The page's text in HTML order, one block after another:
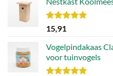
Waardering
5.00
15,91
Vogelpindakaas
voor tuinvogels